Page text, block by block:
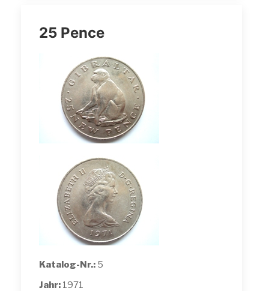
25 Pence
Katalog-Nr.: 5
Jahr: 1971